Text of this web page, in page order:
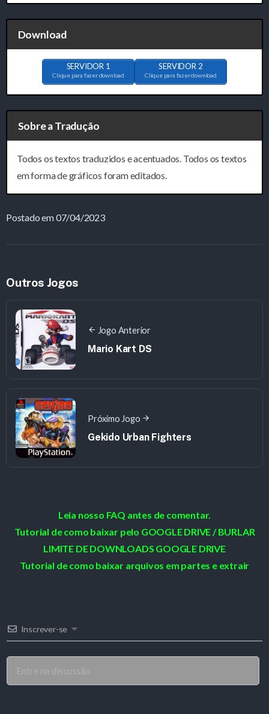
Download
SERVIDOR 1
Clique para fazer download
SERVIDOR 2
Clique para fazer download
Sobre a Tradução
Todos os textos traduzidos e acentuados. Todos os textos
em forma de gráficos foram editados.
Postado em 07/04/2023
Outros Jogos
Jogo Anterior
Mario Kart DS
Próximo Jogo
Gekido Urban Fighters
Leia nosso FAQ antes de comentar.
Tutorial de como baixar pelo GOOGLE DRIVE / BURLAR
LIMITE DE DOWNLOADS GOOGLE DRIVE
Tutorial de como baixar arquivos em partes e extrair
Inscrever-se